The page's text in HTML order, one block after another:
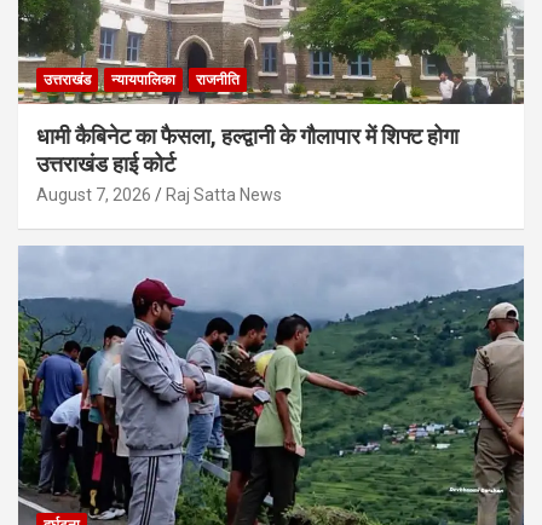
उत्तराखंड न्यायपालिका राजनीति
धामी कैबिनेट का फैसला, हल्द्वानी के गौलापार में शिफ्ट होगा
उत्तराखंड हाई कोर्ट
August 7, 2026 Raj Satta News